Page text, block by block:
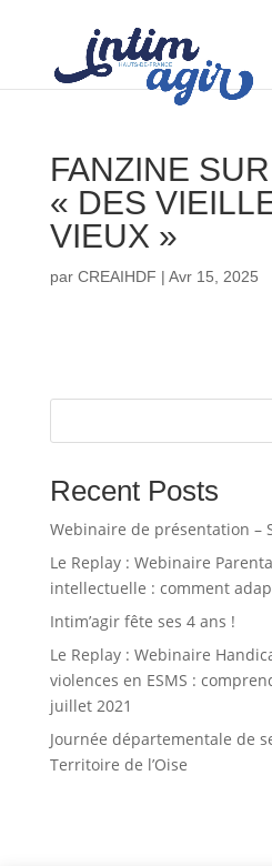
FANZINE
« DES
VIEUX »
par CREAIHDF | Avr 15, 2025
Recent Posts
Webinaire de présentation –
Le Replay : Webinaire
intellectuelle : comment
Intim’agir fête ses 4 ans !
Le Replay : Webinaire
violences en ESMS :
juillet 2021
Journée départementale de
Territoire de l’Oise